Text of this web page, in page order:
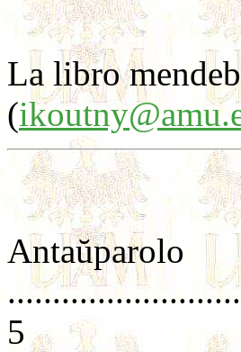
La libro
(
Antaŭparolo
5